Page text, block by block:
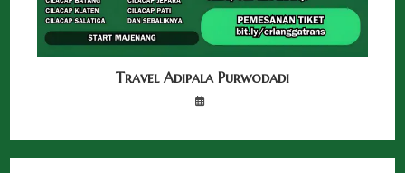
Travel Adipala Purwodadi